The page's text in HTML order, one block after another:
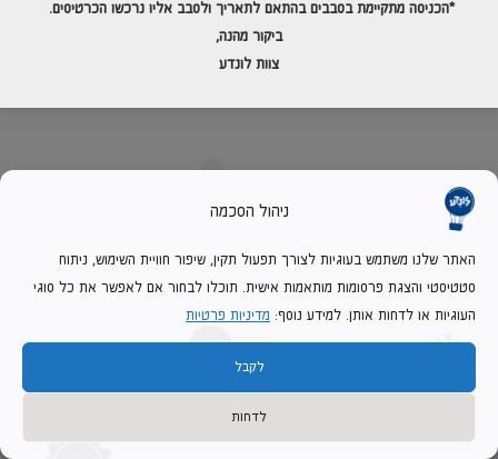
ניהול הסכמה
האתר שלנו משתמש בעוגיות לצורך תפעול תקין, שיפור חוויית השימוש, ניתוח
סטטיסטי והצגת פרסומות מותאמות אישית. תוכלו לבחור אם לאפשר את כל סוגי
העוגיות או לדחות אותן. למידע נוסף: מדיניות פרטיות
לקבל
לדחות
אודות לונדע
כללי ביקור במוזיאון
דרושים לונדע
*הכניסה מתקיימת בסבבים בהתאם לתאריךולסבב אליו נרכשו הכרטיסים.
ביקור מהנה,
צוות לונדע